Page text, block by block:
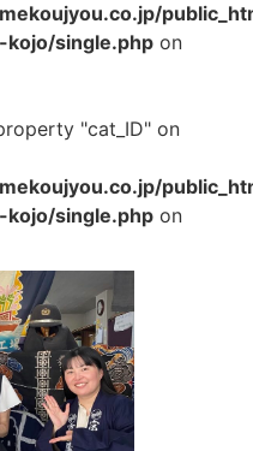
single.php on
"cat_ID" on
single.php on